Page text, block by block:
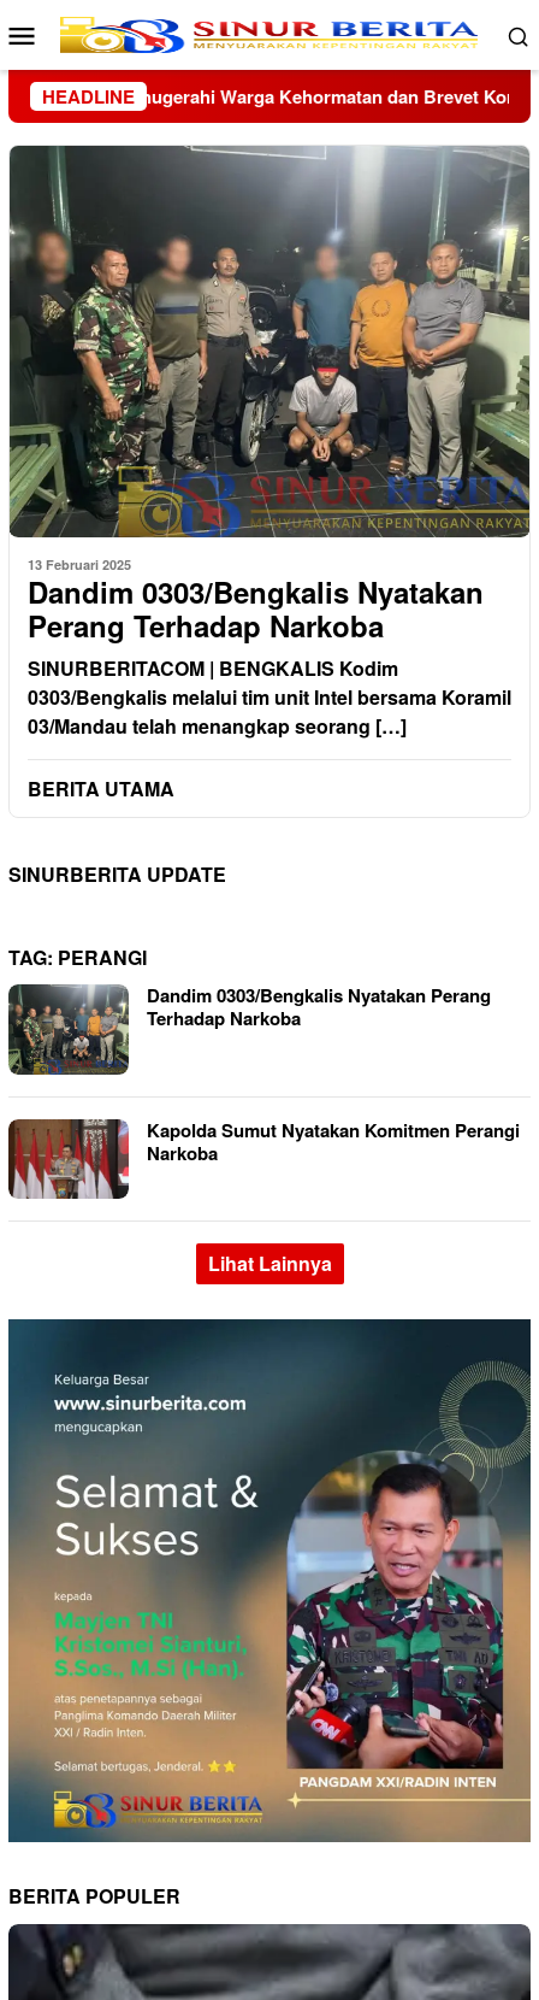
Loncat
ke
konten
Menu
Mobile
HEADLINE
Korps Marinir Ario Sabrang Kembali Pimpin
13 Februari 2025
Dandim 0303/Bengkalis Nyatakan
Perang Terhadap Narkoba
SINURBERITACOM | BENGKALIS Kodim
0303/Bengkalis melalui tim unit Intel bersama Koramil
03/Mandau telah menangkap seorang […]
BERITA UTAMA
SINURBERITA UPDATE
TAG: PERANGI
Dandim 0303/Bengkalis Nyatakan Perang
Terhadap Narkoba
Kapolda Sumut Nyatakan Komitmen Perangi
Narkoba
Lihat Lainnya
BERITA POPULER